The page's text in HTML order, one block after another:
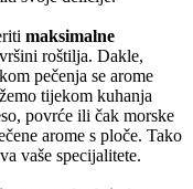
maksimalne
roštilja. Dakle,
pečenja se arome
tijekom kuhanja
povrće ili čak morske
arome s ploče. Tako
vaše specijalitete.